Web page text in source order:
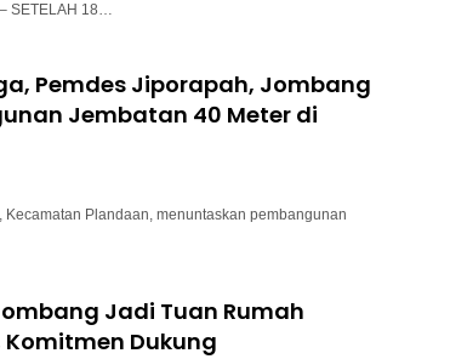
SETELAH 18…
Pemdes Jiporapah, Jombang
Jembatan 40 Meter di
Kecamatan Plandaan, menuntaskan pembangunan
Jadi Tuan Rumah
Komitmen Dukung